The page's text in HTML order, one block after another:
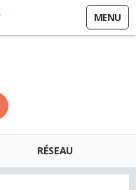
MENU
RÉSEAU